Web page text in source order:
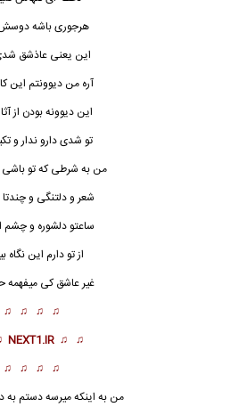
هرجوری باشه
این یعنی عاذشق
آره من دیوونتم این
این دیوونه بودن از
تو شدی دارو ندار و
من به شرطی که تو باشی
شعر و دلتنگی و چندتا
ساعتو دلشوره و چشم
از تو دارم این نگاه
غیر عاشق کی میفهمه
♫ ♫ ♫ ♫
♫ ♫
NEXT1.IR
♫ ♫ ♫ ♫
من به اینکه میرسه دستم